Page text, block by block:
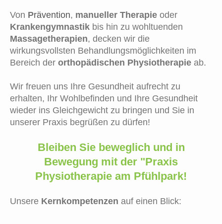
Von Prävention, manueller Therapie oder
Krankengymnastik bis hin zu wohltuenden
Massagetherapien, decken wir die
wirkungsvollsten Behandlungsmöglichkeiten im
Bereich der orthopädischen Physiotherapie ab.
Wir freuen uns Ihre Gesundheit aufrecht zu
erhalten, Ihr Wohlbefinden und Ihre Gesundheit
wieder ins Gleichgewicht zu bringen und Sie in
unserer Praxis begrüßen zu dürfen!
Bleiben Sie beweglich und in
Bewegung mit der "Praxis
Physiotherapie am Pfühlpark!
Unsere Kernkompetenzen auf einen Blick: